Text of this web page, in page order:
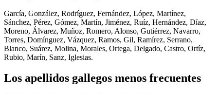
García, González, Rodríguez, Fernández, López, Martínez,
Sánchez, Pérez, Gómez, Martín, Jiménez, Ruíz, Hernández, Díaz,
Moreno, Álvarez, Muñoz, Romero, Alonso, Gutiérrez, Navarro,
Torres, Domínguez, Vázquez, Ramos, Gil, Ramírez, Serrano,
Blanco, Suárez, Molina, Morales, Ortega, Delgado, Castro, Ortíz,
Rubio, Marín, Sanz, Iglesias.
Los apellidos gallegos menos frecuentes